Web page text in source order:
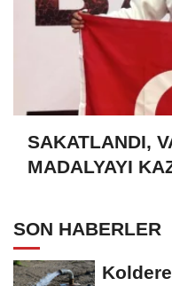
SAKATLANDI,
MADALYAYI
SON HABERLER